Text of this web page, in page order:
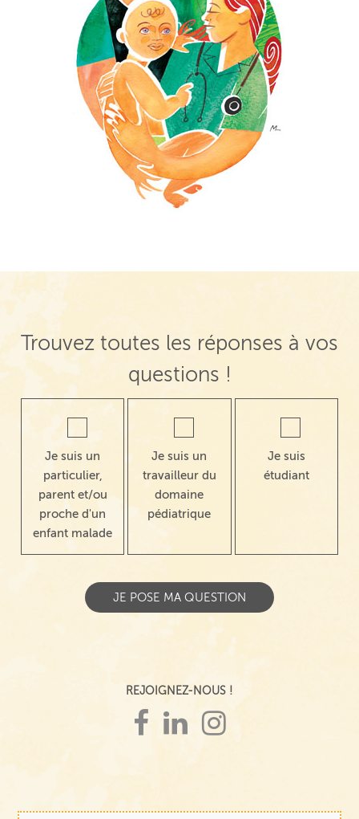
Trouvez toutes les réponses à vos
questions !
Je suis un
particulier,
parent et/ou
proche d'un
enfant malade
Je suis un
travailleur du
domaine
pédiatrique
Je suis
étudiant
REJOIGNEZ-NOUS !